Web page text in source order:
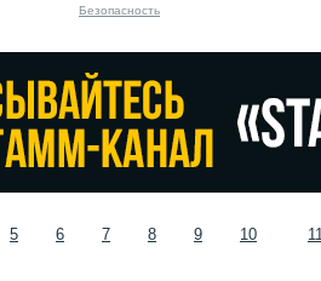
Безопасность
5 6 7 8 9 10